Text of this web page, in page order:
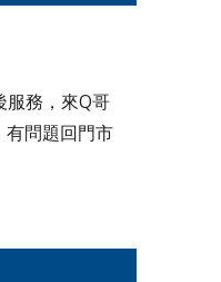
服務，來Q哥
有問題回門市